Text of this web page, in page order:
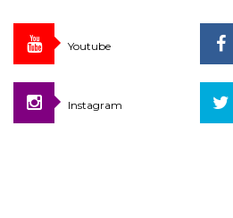
Youtube
Instagram